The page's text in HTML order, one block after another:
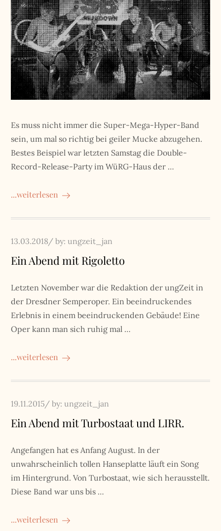
Es muss nicht immer die Super-Mega-Hyper-Band
sein, um mal so richtig bei geiler Mucke abzugehen.
Bestes Beispiel war letzten Samstag die Double-
Record-Release-Party im WüRG-Haus der …
...weiterlesen
Posted
on
13.03.2018 by:ungzeit_jan
Ein Abend mit Rigoletto
Letzten November war die Redaktion der ungZeit in
der Dresdner Semperoper. Ein beeindruckendes
Erlebnis in einem beeindruckenden Gebäude! Eine
Oper kann man sich ruhig mal …
...weiterlesen
Posted
on
19.11.2015 by:ungzeit_jan
Ein Abend mit Turbostaat und LIRR.
Angefangen hat es Anfang August. In der
unwahrscheinlich tollen Hanseplatte läuft ein Song
im Hintergrund. Von Turbostaat, wie sich herausstellt.
Diese Band war uns bis …
...weiterlesen